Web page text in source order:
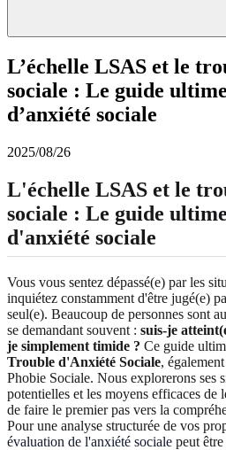
L’échelle LSAS et le
sociale : Le guide
d’anxiété sociale
2025/08/26
L'échelle LSAS et le
sociale : Le guide
d'anxiété sociale
Vous vous sentez dépassé(e) par les
inquiétez constamment d'être jugé(e)
seul(e). Beaucoup de personnes sont
se demandant souvent : suis-je
je simplement timide ? Ce guide
Trouble d'Anxiété Sociale,
Phobie Sociale. Nous explorerons ses
potentielles et les moyens efficaces de
de faire le premier pas vers la
Pour une analyse structurée de vos
évaluation de l'anxiété sociale peut